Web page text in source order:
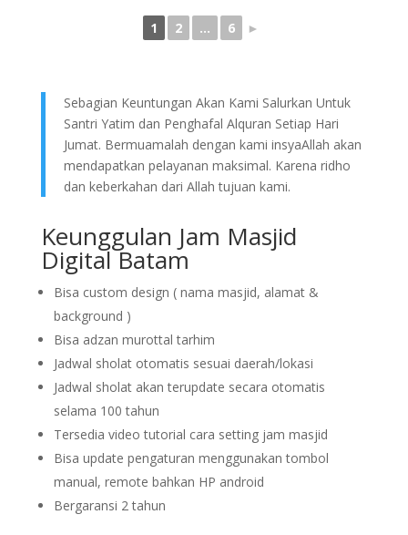
1 2 ... 6 ►
Sebagian Keuntungan Akan Kami Salurkan Untuk
Santri Yatim dan Penghafal Alquran Setiap Hari
Jumat. Bermuamalah dengan kami insyaAllah akan
mendapatkan pelayanan maksimal. Karena ridho
dan keberkahan dari Allah tujuan kami.
Keunggulan Jam Masjid
Digital Batam
Bisa custom design ( nama masjid, alamat &
background )
Bisa adzan murottal tarhim
Jadwal sholat otomatis sesuai daerah/lokasi
Jadwal sholat akan terupdate secara otomatis
selama 100 tahun
Tersedia video tutorial cara setting jam masjid
Bisa update pengaturan menggunakan tombol
manual, remote bahkan HP android
Bergaransi 2 tahun